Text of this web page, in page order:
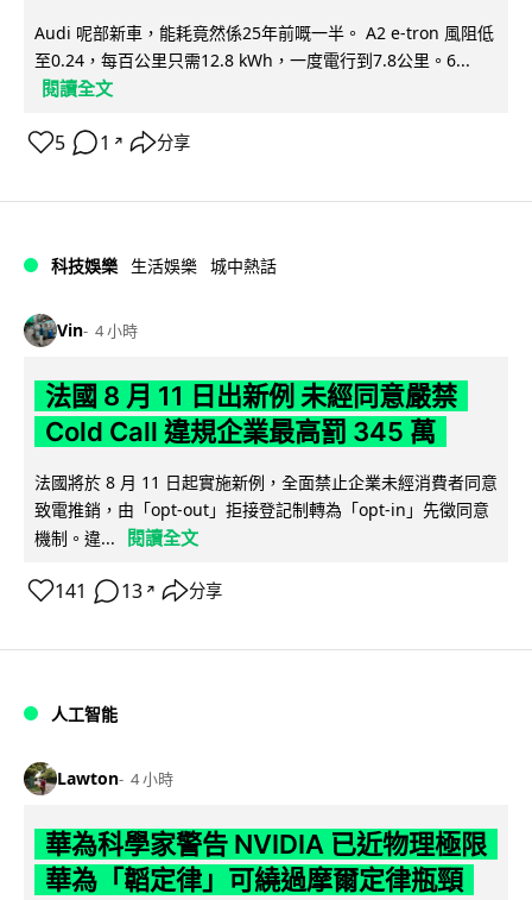
Audi 呢部新車，能耗竟然係25年前嘅一半。 A2 e-tron 風阻低
至0.24，每百公里只需12.8 kWh，一度電行到7.8公里。6...
閱讀全文
5 1 ↗ 分享
科技娛樂 生活娛樂 城中熱話
Vin 4 小時
法國 8 月 11 日出新例 未經同意嚴禁
Cold Call 違規企業最高罰 345 萬
法國將於 8 月 11 日起實施新例，全面禁止企業未經消費者同意
致電推銷，由「opt-out」拒接登記制轉為「opt-in」先徵同意
機制。違...
閱讀全文
141 13 ↗ 分享
人工智能
Lawton 4 小時
華為科學家警告 NVIDIA 已近物理極限
華為「韜定律」可繞過摩爾定律瓶頸